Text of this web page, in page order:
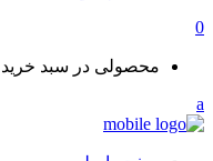
0
محصولی در سبد